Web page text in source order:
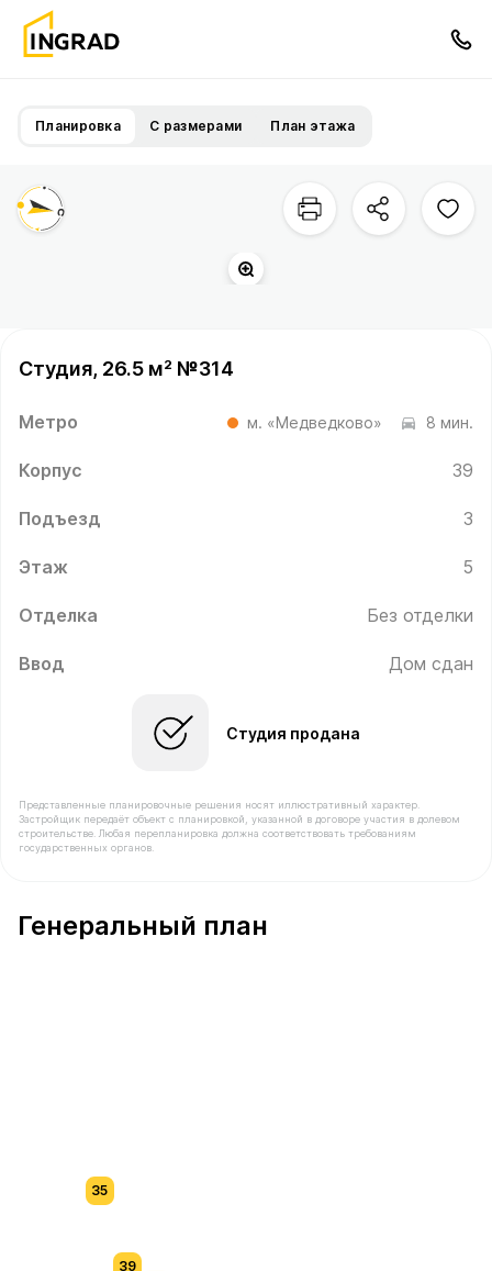
Планировка С размерами План этажа
Студия, 26.5 м² №314
Метро м. «Медведково» 8 мин.
Корпус 39
Подъезд 3
Этаж 5
Отделка Без отделки
Ввод Дом сдан
Студия продана
Представленные планировочные решения носят иллюстративный характер.
Застройщик передаёт объект с планировкой, указанной в договоре участия в долевом
строительстве. Любая перепланировка должна соответствовать требованиям
государственных органов.
Генеральный план
39
35